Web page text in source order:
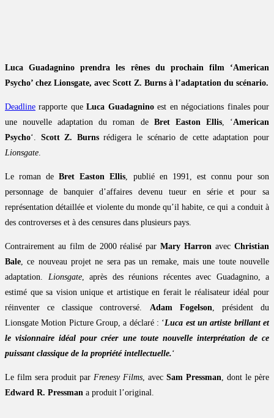
Luca Guadagnino prendra les rênes du prochain film ‘American
Psycho’ chez Lionsgate, avec Scott Z. Burns à l’adaptation du scénario.
Deadline rapporte queLuca Guadagninoest en négociations finales pour
une nouvelle adaptation du roman de Bret Easton Ellis, ‘American
Psycho‘. Scott Z. Burnsrédigera le scénario de cette adaptation pour
Lionsgate.
Le roman deBret Easton Ellis, publié en 1991, est connu pour son
personnage de banquier d’affaires devenu tueur en série et pour sa
représentation détaillée et violente du monde qu’il habite, ce qui a conduit à
des controverses et à des censures dans plusieurs pays.
Contrairement au film de 2000 réalisé parMary Harron avecChristian
Bale, ce nouveau projet ne sera pas un remake, mais une toute nouvelle
adaptation. Lionsgate, après des réunions récentes avec Guadagnino, a
estimé que sa vision unique et artistique en ferait le réalisateur idéal pour
réinventer ce classique controversé. Adam Fogelson, président du
Lionsgate Motion Picture Group, a déclaré : ‘Luca est un artiste brillant et
le visionnaire idéal pour créer une toute nouvelle interprétation de ce
puissant classique de la propriété intellectuelle.‘
Le film sera produit par Frenesy Films, avec Sam Pressman, dont le père
Edward R. Pressman a produit l’original.